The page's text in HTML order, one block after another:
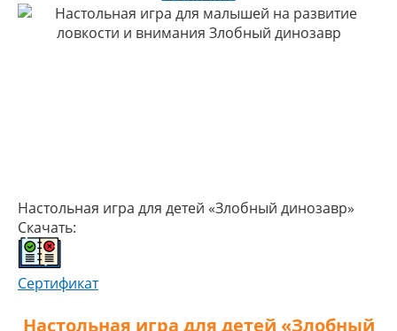
Настольная игра для детей «Злобный динозавр»
Скачать:
Сертификат
Настольная игра для детей «Злобный